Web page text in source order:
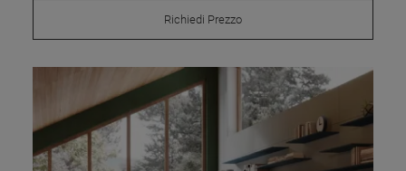
Richiedi Prezzo